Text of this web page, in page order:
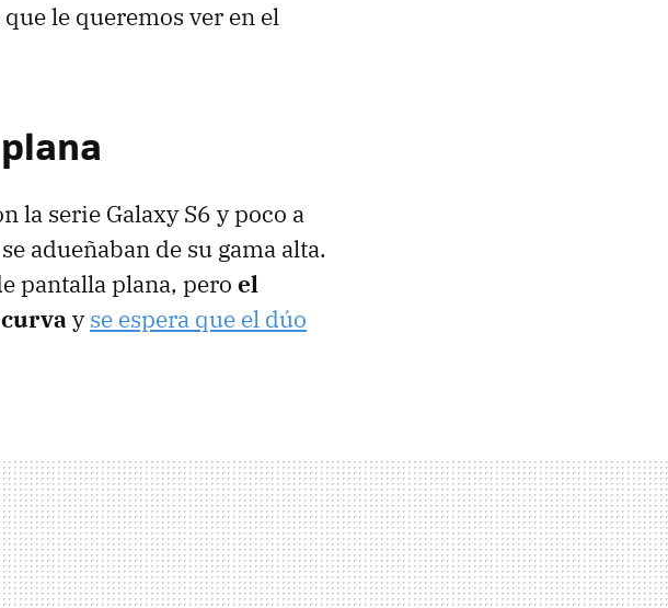
le queremos ver en el
la serie Galaxy S6 y poco a
adueñaban de su gama alta.
pantalla plana, pero el
yse espera que el dúo